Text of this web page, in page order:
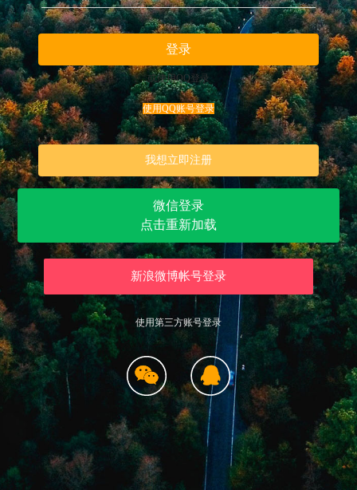
登录
或使用QQ登录
使用QQ账号登录
我想立即注册
微信登录
点击重新加载
新浪微博帐号登录
使用第三方账号登录